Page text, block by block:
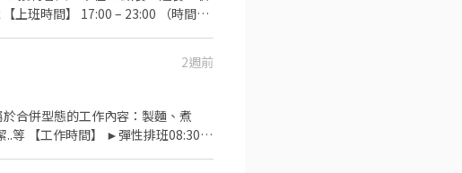
店 桃園市楊梅區成功路19號1樓 楊
一段8號1樓 觀音新生 - 智取店 桃園
店 新竹縣新豐鄉松柏街128號1樓 湖
段192號1樓 芎林文山 - 智取店 新竹
$40 + 交通津貼$8） . ⚠️部分地區
享有蝦皮短期個案獨立津貼，此區
2週前